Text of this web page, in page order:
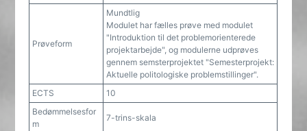
Prøveform
Mundtlig
Modulet har fælles prøve med modulet
"Introduktion til det problemorienterede
projektarbejde", og modulerne udprøves
gennem semsterprojektet "Semesterprojekt:
Aktuelle politologiske problemstillinger".
ECTS
10
Bedømmelsesfor
m
7-trins-skala